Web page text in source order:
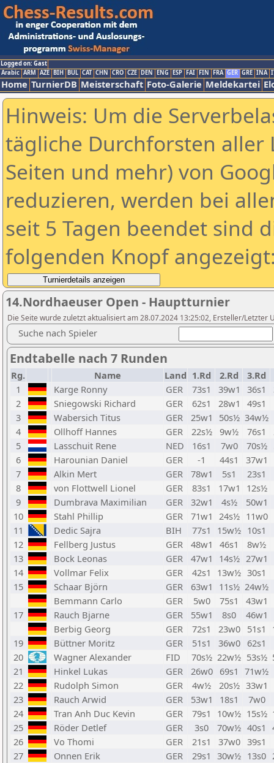
Logged on: Gast
Arabic ARM AZE BIH BUL CAT CHN CRO CZE DEN ENG ESP FAI FIN FRA GER GRE INA
Home TurnierDB Meisterschaft Foto-Galerie Meldekartei
Hinweis: Um die
tägliche Durchforsten aller
Seiten und mehr) von
reduzieren, werden bei
seit 5 Tagen beendet sind
folgenden Knopf
14.Nordhaeuser Open - Hauptturnier
Die Seite wurde zuletzt aktualisiert am 28.07.2024 13:25:02, Ersteller/Letzter
Suche nach Spieler
Endtabelle nach 7 Runden
Rg. Name Land 1.Rd 2.Rd
3.Rd
1
Karge Ronny GER 73s1 39w1 36s1
2
Sniegowski Richard GER 62s1 28w1
49s1
3
Wabersich Titus GER 25w1 50s½ 34w½
4
Ollhoff Hannes GER 22s½ 9w½ 76s1
5
Lasschuit Rene NED 16s1 7w0 70s½
6
Harounian Daniel GER -1 44s1
37w1
7
Alkin Mert GER 78w1 5s1 23s1
8
von Flottwell Lionel GER 83s1 17w1
12s½
9
Dumbrava Maximilian GER 32w1 4s½
50w1
10
Stahl Phillip GER 71w1 24s½ 11w0
11
Dedic Sajra BIH 77s1 15w½ 10s1
12
Fellberg Justus GER 48w1 46s1
8w½
13
Bock Leonas GER 47w1 14s½ 27w1
14
Vollmar Felix GER 42s1 13w½ 30s1
15
Schaar Björn GER 63w1 11s½ 24w½
Bemmann Carlo
GER 5w0 75s1 43w1
17
Rauch Bjarne GER 55w1 8s0 46w1
Berbig Georg
GER 72s1 23w0 51s1
19
Büttner Moritz GER 51s1 36w0
62s1
20
Wagner Alexander FID 70s½ 22w½ 53s½
21
Hinkel Lukas GER 26w0 69s1 71w½
22
Rudolph Simon GER 4w½ 20s½ 33w1
23
Rauch Arwid GER 53w1 18s1
7w0
24
Tran Anh Duc Kevin GER 79s1 10w½ 15s½
25
Röder Detlef GER 3s0 70w½ 40s1
26
Vo Thomi GER 21s1 37w0 39s1
27
Onnen Erik GER 29s1 30w½ 13s0